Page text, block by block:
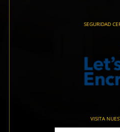
SEGURIDAD
VISITA